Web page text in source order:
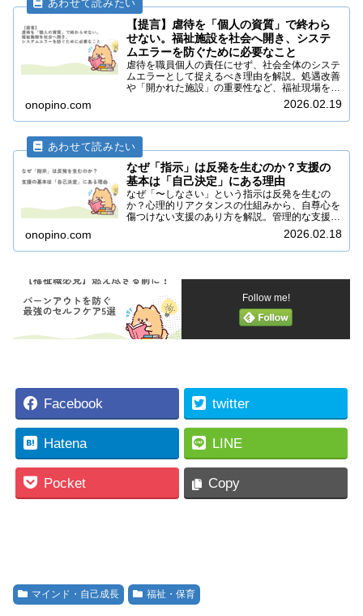
【提言】虐待を「個人の資質」で終わら
せない。福祉施設を社会へ開き、システ
ムエラーを防ぐために必要なこと
虐待を職員個人の責任にせず、社会全体のシステ
ムエラーとして捉えるべき理由を解説。処遇改善
や「開かれた施設」の重要性など、福祉現場を再
onopino.com 2026.02.19
なぜ「指示」は反発を生むのか？支援の
基本は「自己決定」にある理由
なぜ「〜しなさい」という指示は反発を生むの
か？心理的リアクタンスの仕組みから、自尊心を
傷つけない支援のあり方を解説。管理的な支援と
自立支援の違いや、自己決定がもたらす安心感な
ど、明日からの声掛けが変わる「心の距離感」の
測り方を紹介します。
onopino.com 2026.02.18
Follow me!
Facebook twitter
Hatena LINE
Pocket Copy
マインド・自己成長 福祉・保育